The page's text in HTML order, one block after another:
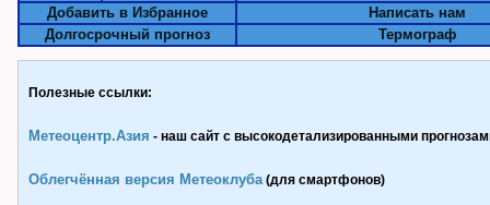
Добавить в Избранное
Написать нам
Долгосрочный прогноз
Термограф
Полезные ссылки:
Метеоцентр.Азия - наш сайт с высокодетализированными
Облегчённая версия Метеоклуба(для смартфонов)